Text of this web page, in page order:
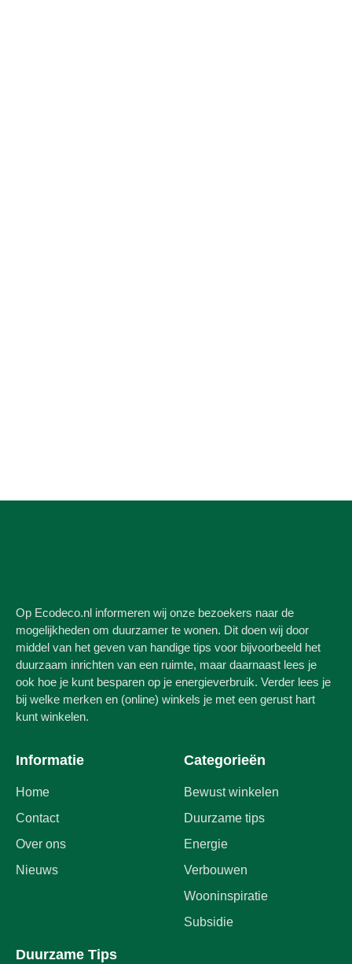
Op Ecodeco.nl informeren wij onze bezoekers naar de
mogelijkheden om duurzamer te wonen. Dit doen wij door
middel van het geven van handige tips voor bijvoorbeeld het
duurzaam inrichten van een ruimte, maar daarnaast lees je
ook hoe je kunt besparen op je energieverbruik. Verder lees je
bij welke merken en (online) winkels je met een gerust hart
kunt winkelen.
Informatie
Home
Contact
Over ons
Nieuws
Categorieën
Bewust winkelen
Duurzame tips
Energie
Verbouwen
Wooninspiratie
Subsidie
Duurzame Tips